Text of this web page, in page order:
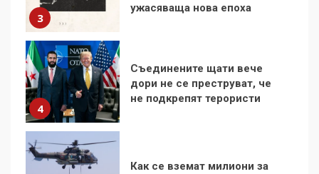
4
не подкрепят терористи
5
Как се вземат милиони за
чужд труд
подкрепиха Куба, България